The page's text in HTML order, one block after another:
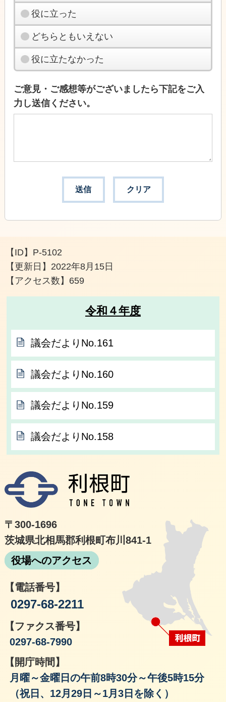
役に立った
どちらともいえない
役に立たなかった
ご意見・ご感想等がございましたら下記をご入
力し送信ください。
【ID】 P-5102
【更新日】 2022年8月15日
【アクセス数】 659
令和４年度
議会だよりNo.161
議会だよりNo.160
議会だよりNo.159
議会だよりNo.158
〒300-1696
茨城県北相馬郡利根町布川841-1
役場へのアクセス
【電話番号】
0297-68-2211
【ファクス番号】
0297-68-7990
【開庁時間】
月曜～金曜日の午前8時30分～午後5時15分
（祝日、12月29日～1月3日を除く）